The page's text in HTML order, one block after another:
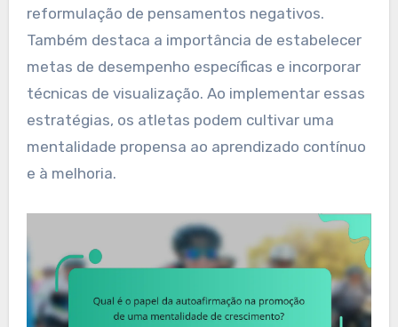
reformulação de pensamentos negativos.
Também destaca a importância de estabelecer
metas de desempenho específicas e incorporar
técnicas de visualização. Ao implementar essas
estratégias, os atletas podem cultivar uma
mentalidade propensa ao aprendizado contínuo
e à melhoria.